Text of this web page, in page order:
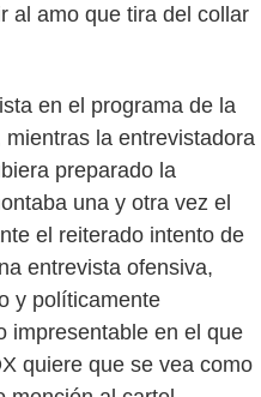
al amo que tira del collar
en el programa de la
la entrevistadora
preparado la
una y otra vez el
el reiterado intento de
entrevista ofensiva,
y políticamente
impresentable en el que
quiere que se vea como